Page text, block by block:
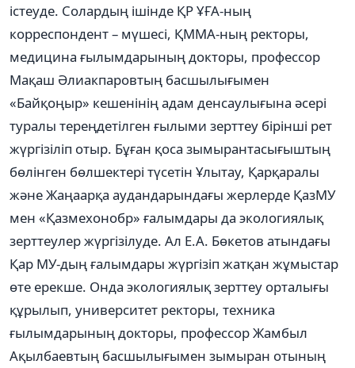
істеуде. Солардың ішінде ҚР ҰҒА-ның
корреспондент – мүшесі, ҚММА-ның ректоры,
медицина ғылымдарының докторы, профессор
Мақаш Әлиакпаровтың басшылығымен
«Байқоңыр» кешенінің адам денсаулығына әсері
туралы тереңдетілген ғылыми зерттеу бірінші рет
жүргізіліп отыр. Бұған қоса зымырантасығыштың
бөлінген бөлшектері түсетін Ұлытау, Қарқаралы
және Жаңаарқа аудандарындағы жерлерде ҚазМУ
мен «Қазмехонобр» ғалымдары да экологиялық
зерттеулер жүргізілуде. Ал Е.А. Бөкетов атындағы
Қар МУ-дың ғалымдары жүргізіп жатқан жұмыстар
өте ерекше. Онда экологиялық зерттеу орталығы
құрылып, университет ректоры, техника
ғылымдарының докторы, профессор Жамбыл
Ақылбаевтың басшылығымен зымыран отының